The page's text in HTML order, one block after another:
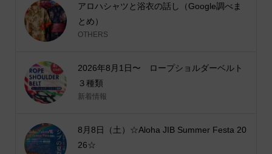
アロハシャツと浴衣の話し（Google調べま
とめ）
OTHERS
2026年8月1日〜 ロープショルダーベルト
３種類
新着情報
8月8日（土）☆Aloha JIB Summer Festa 20
26☆